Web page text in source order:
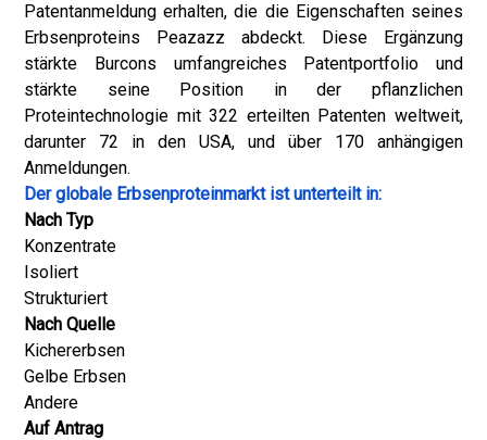
Patentanmeldung erhalten, die die Eigenschaften seines
Erbsenproteins Peazazz abdeckt. Diese Ergänzung
stärkte Burcons umfangreiches Patentportfolio und
stärkte seine Position in der pflanzlichen
Proteintechnologie mit 322 erteilten Patenten weltweit,
darunter 72 in den USA, und über 170 anhängigen
Anmeldungen.
Der globale Erbsenproteinmarkt ist unterteilt in:
Nach Typ
Konzentrate
Isoliert
Strukturiert
Nach Quelle
Kichererbsen
Gelbe Erbsen
Andere
Auf Antrag